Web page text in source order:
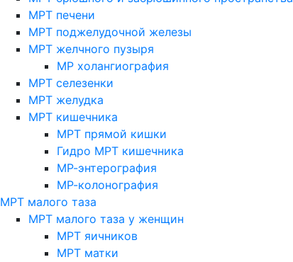
МРТ печени
МРТ поджелудочной железы
МРТ желчного пузыря
МР холангиография
МРТ селезенки
МРТ желудка
МРТ кишечника
МРТ прямой кишки
Гидро МРТ кишечника
МР-энтерография
МР-колонография
МРТ малого таза
МРТ малого таза у женщин
МРТ яичников
МРТ матки